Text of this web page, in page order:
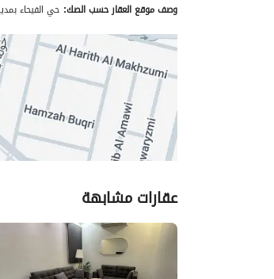
الموقع
المنطقة
منطقة مكة
المدينة
جدة
الحي
الفيحاء
اسم الشارع
بنو هوازن
الرمز البريدي
تفاصيل العقار
وصف موقع العقار حسب الصك: حي الفيحاء بمدينة جدة مساحة
عقارات مشابهة